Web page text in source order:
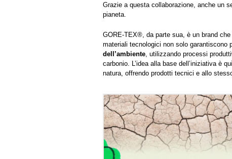
Grazie a questa collaborazione, anche un
pianeta.
GORE-TEX®, da parte sua, è un brand
materiali tecnologici non solo garantiscono
dell’ambiente, utilizzando processi
carbonio. L’idea alla base dell’iniziativa è
natura, offrendo prodotti tecnici e allo